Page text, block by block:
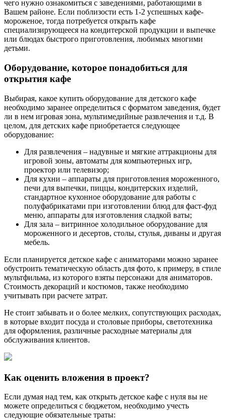
чего нужно ознакомиться с заведениями, работающими в
Вашем районе. Если поблизости есть 1-2 успешных кафе-
мороженое, тогда потребуется открыть кафе
специализирующееся на кондитерской продукции и выпечке
или блюдах быстрого приготовления, любимых многими
детьми.
Оборудование, которое понадобиться для
открытия кафе
Выбирая, какое купить оборудование для детского кафе
необходимо заранее определиться с форматом заведения, будет
ли в нем игровая зона, мультимедийные развлечения и т.д. В
целом, для детских кафе приобретается следующее
оборудование:
Для развлечения – надувные и мягкие аттракционы для
игровой зоны, автоматы для компьютерных игр,
проектор или телевизор;
Для кухни – аппараты для приготовления мороженного,
печи для выпечки, пиццы, кондитерских изделий,
стандартное кухонное оборудование для работы с
полуфабрикатами при изготовлении блюд для фаст-фуд
меню, аппараты для изготовления сладкой ваты;
Для зала – витринное холодильное оборудование для
мороженного и десертов, столы, стулья, диваны и другая
мебель.
Если планируется детское кафе с аниматорами можно заранее
обустроить тематическую область для фото, к примеру, в стиле
мультфильма, из которого взяты персонажи для аниматоров.
Стоимость декораций и костюмов, также необходимо
учитывать при расчете затрат.
Не стоит забывать и о более мелких, сопутствующих расходах,
в которые входит посуда и столовые приборы, светотехника
для оформления, различные расходные материалы для
обслуживания клиентов.
Как оценить вложения в проект?
Если думая над тем, как открыть детское кафе с нуля вы не
можете определиться с бюджетом, необходимо учесть
следующие обязательные траты: